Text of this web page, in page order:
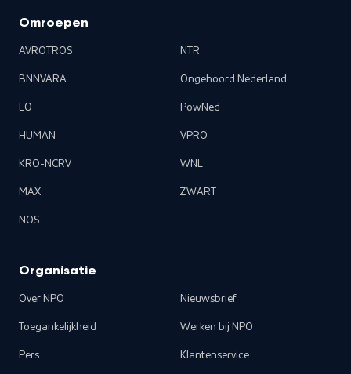
Omroepen
AVROTROS
BNNVARA
EO
HUMAN
KRO-NCRV
MAX
NOS
NTR
Ongehoord Nederland
PowNed
VPRO
WNL
ZWART
Organisatie
Over NPO
Toegankelijkheid
Pers
Nieuwsbrief
Werken bij NPO
Klantenservice